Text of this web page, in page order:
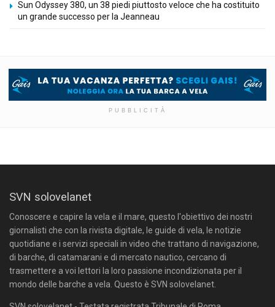
Sun Odyssey 380, un 38 piedi piuttosto veloce che ha costituito
un grande successo per la Jeanneau
PUBBLICITÀ
SVN solovelanet
Conoscere e capire la vela e il mare, questo l'obiettivo dei nostri
giornalisti che con la rivista digitale, le guide di vela, le notizie
quotidiane e i servizi speciali in video che trattano di navigazione,
di barche, di catamarani e di mercato nautico, cercano di
trasmettere a voi lettori la loro passione incondizionata per il
mondo delle barche a vela. Questo è SVN solovelanet.